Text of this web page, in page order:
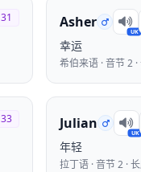
31 Asher
UK
幸运
希伯来语 · 音节 2
33 Julian
UK
年轻
拉丁语 · 音节 2 ·